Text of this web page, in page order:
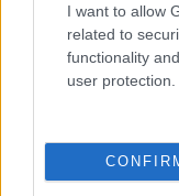
I want to allow
related to
functionality
user protection.
Continua a